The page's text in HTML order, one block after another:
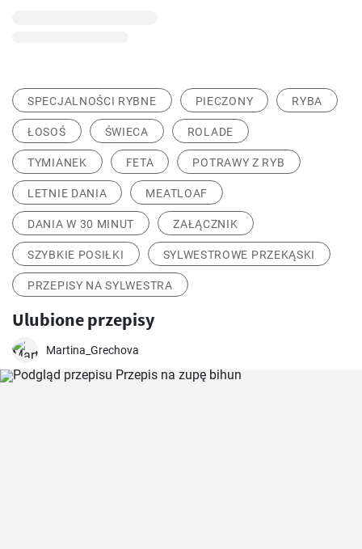
SPECJALNOŚCI RYBNE PIECZONY RYBA
ŁOSOŚ ŚWIECA ROLADE
TYMIANEK FETA POTRAWY Z RYB
LETNIE DANIA MEATLOAF
DANIA W 30 MINUT ZAŁĄCZNIK
SZYBKIE POSIŁKI SYLWESTROWE PRZEKĄSKI
PRZEPISY NA SYLWESTRA
Ulubione przepisy
Martina_Grechova